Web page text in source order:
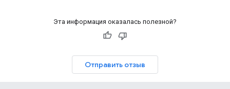
Эта информация оказалась полезной?
Отправить отзыв